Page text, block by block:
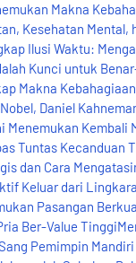
Makna
Kesehatan Mental,
Ilusi Waktu:
Kunci untuk
Makna
Daniel
Menemukan Kembali
Tuntas Kecanduan
dan Cara
Keluar dari
Pasangan
Ber-Value
Pemimpin